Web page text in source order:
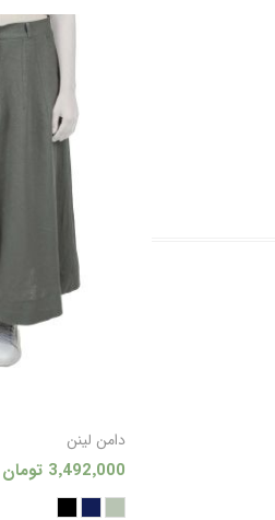
دامن لینن
3٬492٬000 تومان